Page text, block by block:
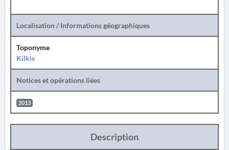
Localisation / Informations géographiques
Toponyme
Kilkis
Notices et opérations liées
2013
Description